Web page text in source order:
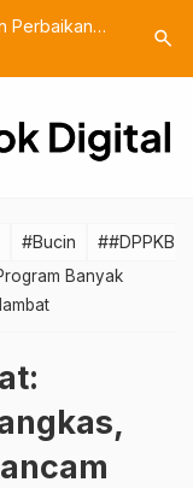
Tegas
Timur
search
#Bucin
Banyak